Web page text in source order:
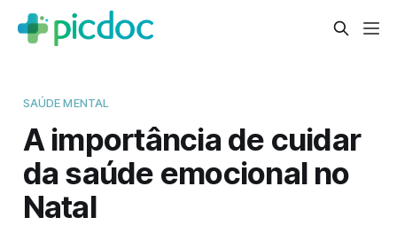
SAÚDE MENTAL
A importância de cuidar
da saúde emocional no
Natal